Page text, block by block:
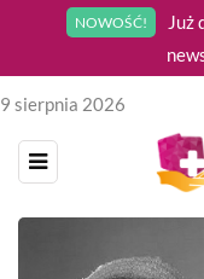
NOWOŚĆ!
Już
9 sierpnia 2026